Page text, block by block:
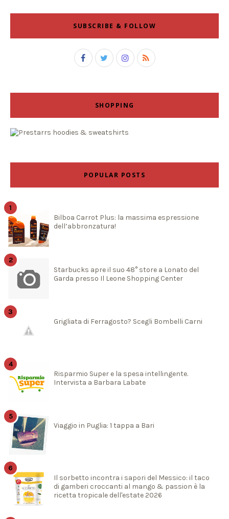
SUBSCRIBE & FOLLOW
SHOPPING
POPULAR POSTS
Bilboa Carrot Plus: la massima espressione
dell’abbronzatura!
Starbucks apre il suo 48° store a Lonato del
Garda presso Il Leone Shopping Center
Grigliata di Ferragosto? Scegli Bombelli Carni
Risparmio Super e la spesa intellingente.
Intervista a Barbara Labate
Viaggio in Puglia: 1 tappa a Bari
Il sorbetto incontra i sapori del Messico: il taco
di gamberi croccanti al mango & passion è la
ricetta tropicale dell'estate 2026